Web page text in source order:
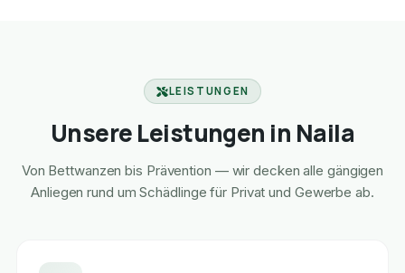
LEISTUNGEN
Unsere Leistungen in Naila
Von Bettwanzen bis Prävention — wir decken alle gängigen
Anliegen rund um Schädlinge für Privat und Gewerbe ab.